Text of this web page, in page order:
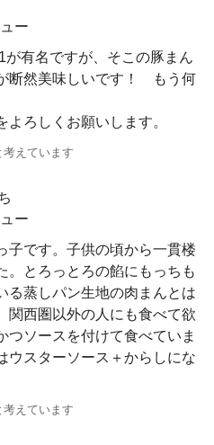
ー
有名ですが、そこの豚まん
断然美味しいです！ もう何
ろしくお願いします。
えています
ー
子です。子供の頃から一貫楼
。とろっとろの餡にもっちも
る蒸しパン生地の肉まんとは
関西圏以外の人にも食べて欲
つソースを付けて食べていま
ウスターソース＋からしにな
えています